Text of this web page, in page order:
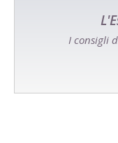
I consigli